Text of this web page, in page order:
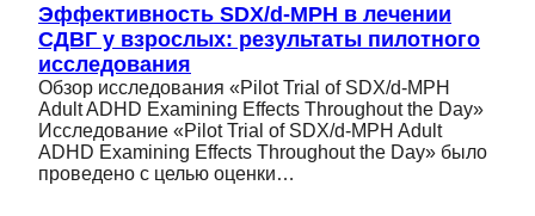
Эффективность SDX/d-MPH в лечении
СДВГ у взрослых: результаты пилотного
исследования
Обзор исследования «Pilot Trial of SDX/d-MPH
Adult ADHD Examining Effects Throughout the Day»
Исследование «Pilot Trial of SDX/d-MPH Adult
ADHD Examining Effects Throughout the Day» было
проведено с целью оценки…